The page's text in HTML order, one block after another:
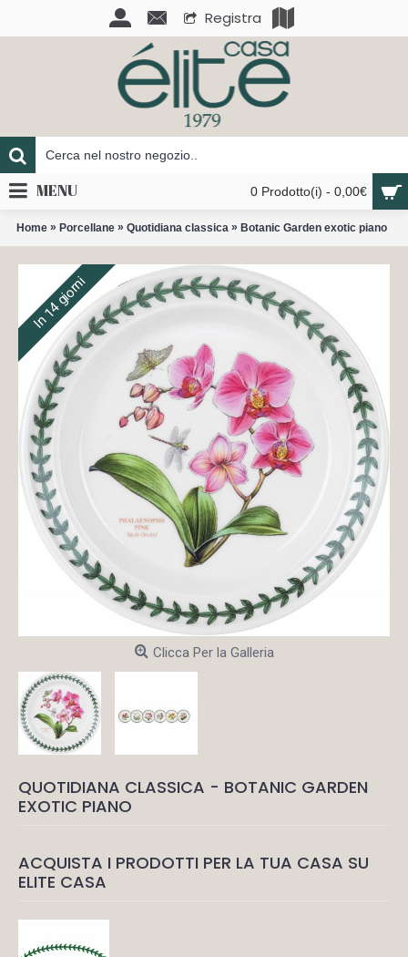
Registra
0 Prodotto(i) - 0,00€
MENU
Home » Porcellane » Quotidiana classica » Botanic Garden exotic piano
In 14 giorni
Clicca Per la Galleria
QUOTIDIANA CLASSICA - BOTANIC GARDEN
EXOTIC PIANO
ACQUISTA I PRODOTTI PER LA TUA CASA SU
ELITE CASA